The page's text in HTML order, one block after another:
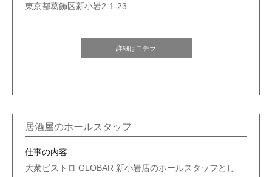
東京都葛飾区新小岩2-1-23
詳細はコチラ
居酒屋のホールスタッフ
仕事の内容
大衆ビストロ GLOBAR 新小岩店のホールスタッフとし